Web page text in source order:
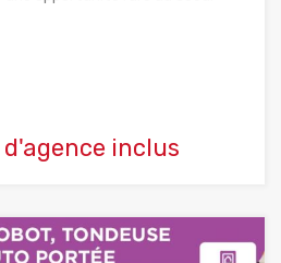
inclus